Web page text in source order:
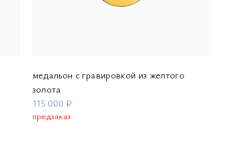
медальон с гравировкой из желтого
золота
115 000 ₽
предзаказ